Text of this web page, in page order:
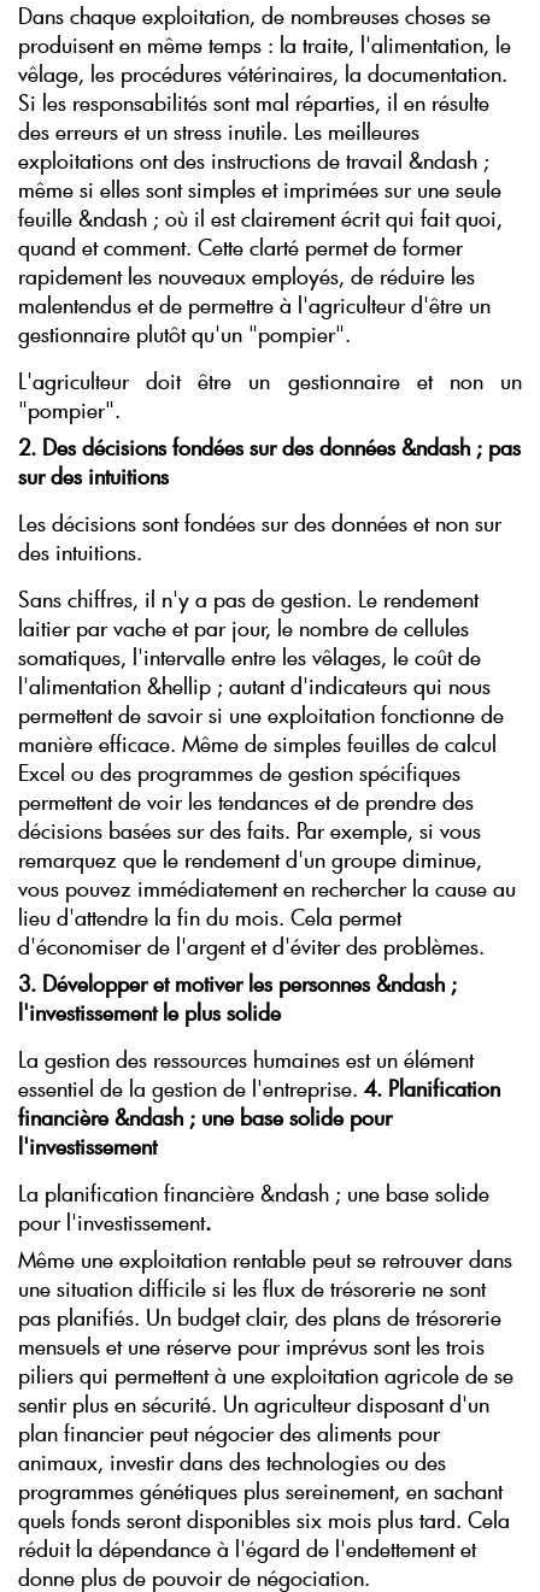
Dans chaque exploitation, de nombreuses choses se
produisent en même temps : la traite, l'alimentation, le
vêlage, les procédures vétérinaires, la documentation.
Si les responsabilités sont mal réparties, il en résulte
des erreurs et un stress inutile. Les meilleures
exploitations ont des instructions de travail &ndash ;
même si elles sont simples et imprimées sur une seule
feuille &ndash ; où il est clairement écrit qui fait quoi,
quand et comment. Cette clarté permet de former
rapidement les nouveaux employés, de réduire les
malentendus et de permettre à l'agriculteur d'être un
gestionnaire plutôt qu'un "pompier".
L'agriculteur doit être un gestionnaire et non un
"pompier".
2. Des décisions fondées sur des données &ndash ; pas
sur des intuitions
Les décisions sont fondées sur des données et non sur
des intuitions.
Sans chiffres, il n'y a pas de gestion. Le rendement
laitier par vache et par jour, le nombre de cellules
somatiques, l'intervalle entre les vêlages, le coût de
l'alimentation &hellip ; autant d'indicateurs qui nous
permettent de savoir si une exploitation fonctionne de
manière efficace. Même de simples feuilles de calcul
Excel ou des programmes de gestion spécifiques
permettent de voir les tendances et de prendre des
décisions basées sur des faits. Par exemple, si vous
remarquez que le rendement d'un groupe diminue,
vous pouvez immédiatement en rechercher la cause au
lieu d'attendre la fin du mois. Cela permet
d'économiser de l'argent et d'éviter des problèmes.
3. Développer et motiver les personnes &ndash ;
l'investissement le plus solide
La gestion des ressources humaines est un élément
essentiel de la gestion de l'entreprise.4. Planification
financière &ndash ; une base solide pour
l'investissement
La planification financière &ndash ; une base solide
pour l'investissement.
Même une exploitation rentable peut se retrouver dans
une situation difficile si les flux de trésorerie ne sont
pas planifiés. Un budget clair, des plans de trésorerie
mensuels et une réserve pour imprévus sont les trois
piliers qui permettent à une exploitation agricole de se
sentir plus en sécurité. Un agriculteur disposant d'un
plan financier peut négocier des aliments pour
animaux, investir dans des technologies ou des
programmes génétiques plus sereinement, en sachant
quels fonds seront disponibles six mois plus tard. Cela
réduit la dépendance à l'égard de l'endettement et
donne plus de pouvoir de négociation.